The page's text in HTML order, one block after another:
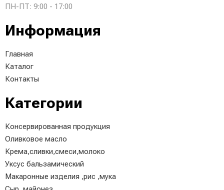
ПН-ПТ: 9:00 - 17:00
Информация
Главная
Каталог
Контакты
Категории
Консервированная продукция
Оливковое масло
Крема,сливки,смеси,молоко
Уксус бальзамический
Макаронные изделия ,рис ,мука